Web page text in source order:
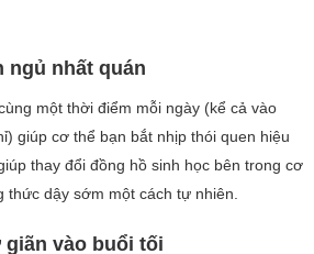
ngủ nhất quán
một thời điểm mỗi ngày (kể cả vào
giúp cơ thể bạn bắt nhịp thói quen hiệu
thay đổi đồng hồ sinh học bên trong cơ
thức dậy sớm một cách tự nhiên.
vào buổi tối